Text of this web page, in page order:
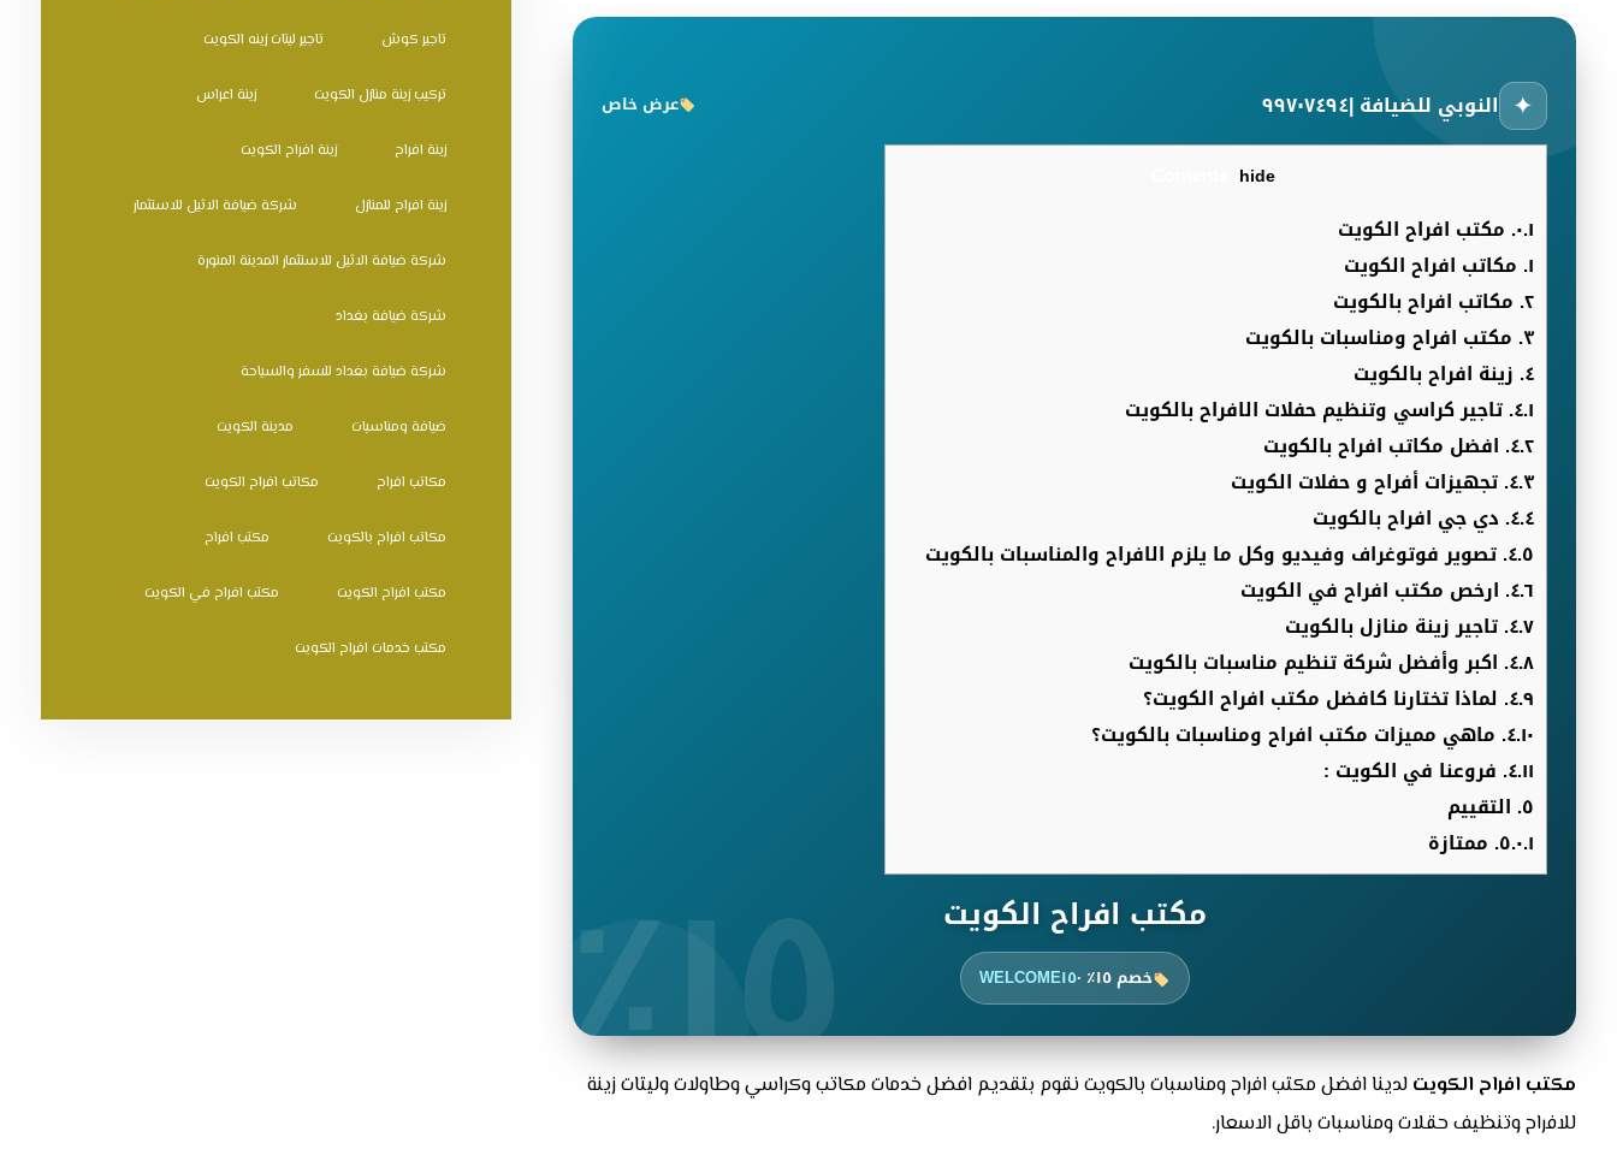
١٥٪
✦ النوبي للضيافة |٩٩٧٠٧٤٩٤ عرض خاص
hide
٠.١. مكتب افراح الكويت
١. مكاتب افراح الكويت
٢. مكاتب افراح بالكويت
٣. مكتب افراح ومناسبات بالكويت
٤. زينة افراح بالكويت
٤.١. تاجير كراسي وتنظيم حفلات الافراح بالكويت
٤.٢. افضل مكاتب افراح بالكويت
٤.٣. تجهيزات أفراح و حفلات الكويت
٤.٤. دي جي افراح بالكويت
٤.٥. تصوير فوتوغراف وفيديو وكل ما يلزم الافراح والمناسبات بالكويت
٤.٦. ارخص مكتب افراح في الكويت
٤.٧. تاجير زينة منازل بالكويت
٤.٨. اكبر وأفضل شركة تنظيم مناسبات بالكويت
٤.٩. لماذا تختارنا كافضل مكتب افراح الكويت؟
٤.١٠. ماهي مميزات مكتب افراح ومناسبات بالكويت؟
٤.١١. فروعنا في الكويت :
٥. التقييم
٥.٠.١. ممتازة
مكتب افراح الكويت
خصم ١٥٪ · WELCOME١٥
مكتب افراح الكويت لدينا افضل مكتب افراح ومناسبات بالكويت نقوم بتقديم افضل خدمات مكاتب وكراسي وطاولات وليتات زينة
للافراح وتنظيف حقلات ومناسبات باقل الاسعار.
تاجير كوش تاجير ليتات زينه الكويت
تركيب زينة منازل الكويت زينة اعراس
زينة افراح زينة افراح الكويت
زينة افراح للمنازل شركة ضيافة الاثيل للاستثمار
شركة ضيافة الاثيل للاستثمار المدينة المنورة
شركة ضيافة بغداد
شركة ضيافة بغداد للسفر والسياحة
ضيافة ومناسبات مدينة الكويت
مكاتب افراح مكاتب افراح الكويت
مكاتب افراح بالكويت مكتب افراح
مكتب افراح الكويت مكتب افراح في الكويت
مكتب خدمات افراح الكويت